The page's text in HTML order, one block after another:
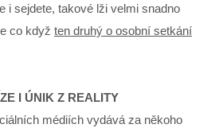
i sejdete, takové lži velmi snadno
co když ten druhý o osobní setkání
I ÚNIK Z REALITY
médiích vydává za někoho